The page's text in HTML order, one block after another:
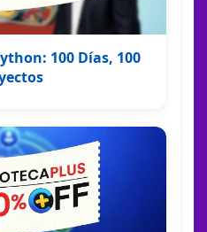
100 Días, 100